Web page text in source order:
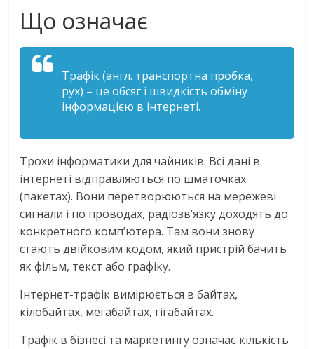
Що означає
Трафік (англ. транспортна пробка,
рух) – це обсяг і швидкість обміну
інформацією в інтернеті.
Трохи інформатики для чайників. Всі дані в
інтернеті відправляються по шматочках
(пакетах). Вони перетворюються на мережеві
сигнали і по проводах, радіозв’язку доходять до
конкретного комп’ютера. Там вони знову
стають двійковим кодом, який пристрій бачить
як фільм, текст або графіку.
Інтернет-трафік вимірюється в байтах,
кілобайтах, мегабайтах, гігабайтах.
Трафік в бізнесі та маркетингу означає кількість